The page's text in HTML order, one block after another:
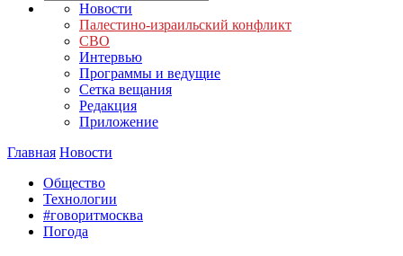
Новости
Палестино-израильский конфликт
СВО
Интервью
Программы и ведущие
Сетка вещания
Редакция
Приложение
Главная Новости
Общество
Технологии
#говоритмосква
Погода